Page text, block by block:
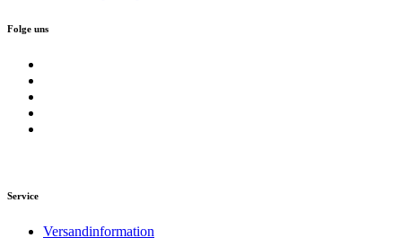
Folge uns
Service
Versandinformation